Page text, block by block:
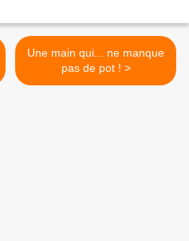
Une main qui... ne manque
pas de pot ! >